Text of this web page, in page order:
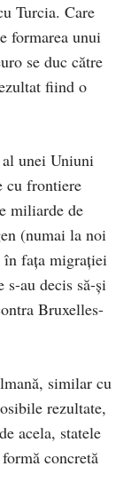
Turcia. Care
formarea unui
se duc către
fiind o
unei Uniuni
cu frontiere
miliarde de
(numai la noi
în faţa migraţiei
s-au decis să-şi
Bruxelles-
similar cu
rezultate,
acela, statele
concretă